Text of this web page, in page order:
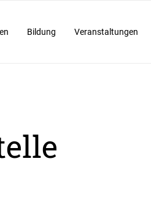
Bildung Veranstaltungen